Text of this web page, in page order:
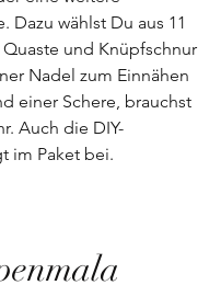
Dazu wählst Du aus 11
und Knüpfschnur
Nadel zum Einnähen
einer Schere, brauchst
Auch die DIY-
im Paket bei.